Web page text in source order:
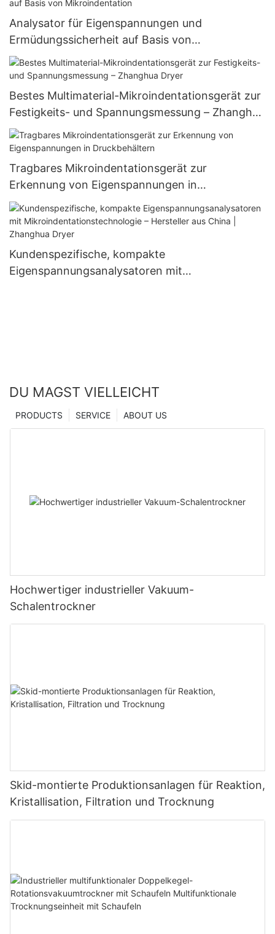
Analysator für Eigenspannungen und
Ermüdungssicherheit auf Basis von
Mikroindentation
Bestes Multimaterial-Mikroindentationsgerät zur
Festigkeits- und Spannungsmessung – Zhanghua
Dryer
Tragbares Mikroindentationsgerät zur
Erkennung von Eigenspannungen in
Druckbehältern
Kundenspezifische, kompakte
Eigenspannungsanalysatoren mit
DU MAGST VIELLEICHT
ABOUT US
SERVICE
PRODUCTS
Hochwertiger industrieller Vakuum-
Schalentrockner
Skid-montierte Produktionsanlagen für Reaktion,
Kristallisation, Filtration und Trocknung